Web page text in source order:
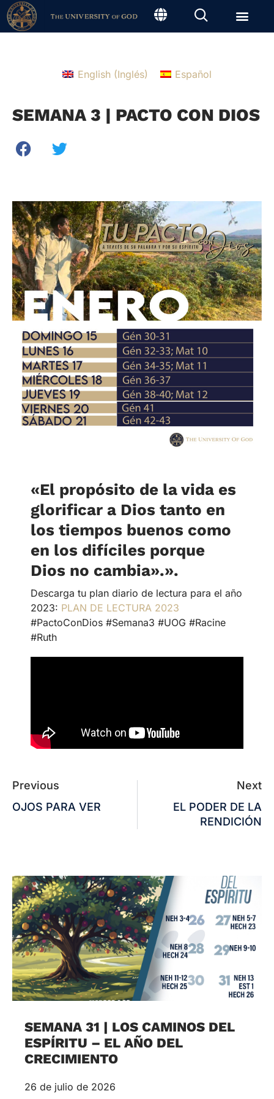
English(Inglés) Español
SEMANA 3 | PACTO CON DIOS
«El propósito de la vida es
glorificar a Dios tanto en
los tiempos buenos como
en los difíciles porque
Dios no cambia».».
Descarga tu plan diario de lectura para el año
2023: PLAN DE LECTURA 2023
#PactoConDios #Semana3 #UOG #Racine
#Ruth
Previous
OJOS PARA VER
Next
EL PODER DE LA
RENDICIÓN
SEMANA 31 | LOS CAMINOS DEL
ESPÍRITU – EL AÑO DEL
CRECIMIENTO
26 de julio de 2026